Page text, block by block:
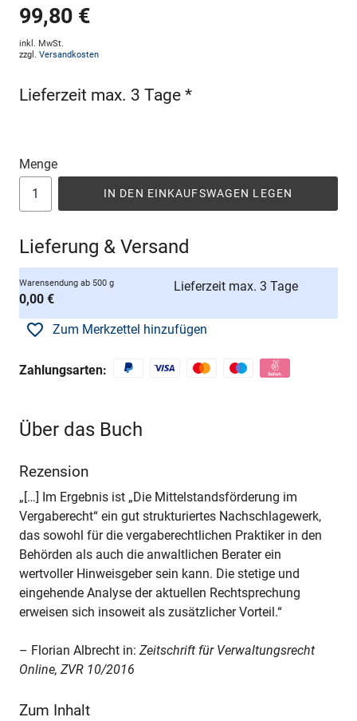
99,80 €
inkl. MwSt.
zzgl. Versandkosten
Lieferzeit max. 3 Tage *
Menge
IN DEN EINKAUFSWAGEN LEGEN
Lieferung & Versand
Warensendung ab 500 g
0,00 €
Lieferzeit max. 3 Tage
Zum Merkzettel hinzufügen
Zahlungsarten:
Über das Buch
Rezension
„[…] Im Ergebnis ist „Die Mittelstandsförderung im
Vergaberecht“ ein gut strukturiertes Nachschlagewerk,
das sowohl für die vergaberechtlichen Praktiker in den
Behörden als auch die anwaltlichen Berater ein
wertvoller Hinweisgeber sein kann. Die stetige und
eingehende Analyse der aktuellen Rechtsprechung
erweisen sich insoweit als zusätzlicher Vorteil.“
– Florian Albrecht in: Zeitschrift für Verwaltungsrecht
Online, ZVR 10/2016
Zum Inhalt